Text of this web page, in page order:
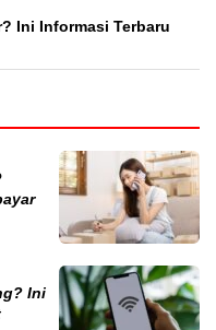
Ini Informasi Terbaru
Ini